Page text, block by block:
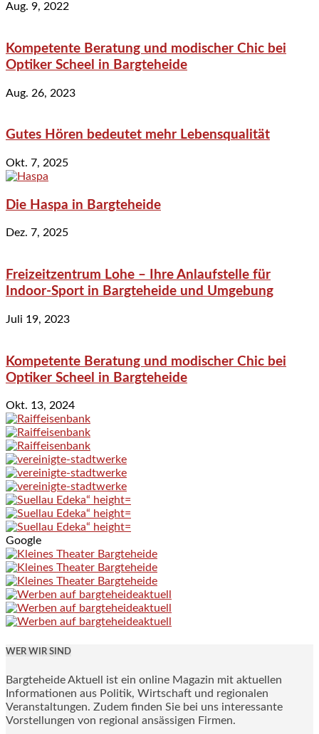
Aug. 9, 2022
Kompetente Beratung und modischer Chic bei
Optiker Scheel in Bargteheide
Aug. 26, 2023
Gutes Hören bedeutet mehr Lebensqualität
Okt. 7, 2025
Die Haspa in Bargteheide
Dez. 7, 2025
Freizeitzentrum Lohe – Ihre Anlaufstelle für
Indoor-Sport in Bargteheide und Umgebung
Juli 19, 2023
Kompetente Beratung und modischer Chic bei
Optiker Scheel in Bargteheide
Okt. 13, 2024
Google
WER WIR SIND
Bargteheide Aktuell ist ein online Magazin mit aktuellen
Informationen aus Politik, Wirtschaft und regionalen
Veranstaltungen. Zudem finden Sie bei uns interessante
Vorstellungen von regional ansässigen Firmen.